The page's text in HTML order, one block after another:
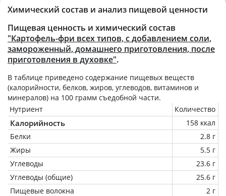
Химический состав и анализ пищевой ценности
Пищевая ценность и химический состав
"Картофель-фри всех типов, с добавлением соли,
замороженный, домашнего приготовления, после
приготовления в духовке".
В таблице приведено содержание пищевых веществ
(калорийности, белков, жиров, углеводов, витаминов и
минералов) на 100 грамм съедобной части.
Нутриент
Количество
Калорийность
158 ккал
Белки
2.8 г
Жиры
5.5 г
Углеводы
23.6 г
Углеводы (общие)
25.6 г
Пищевые волокна
2 г